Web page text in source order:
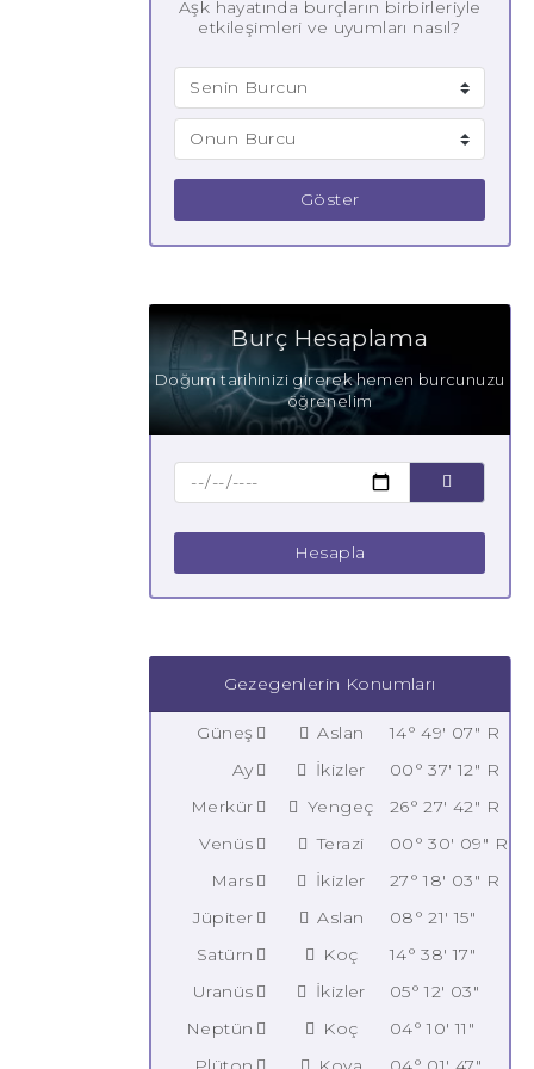
Aşk hayatında burçların birbirleriyle
etkileşimleri ve uyumları nasıl?
Göster
Burç Hesaplama
Doğum tarihinizi girerek hemen burcunuzu
öğrenelim
Hesapla
Gezegenlerin Konumları
Güneş Aslan
14° 49' 07" R
Ay
İkizler
00° 37' 12" R
Merkür
Yengeç
26° 27' 42" R
Venüs
Terazi
00° 30' 09" R
Mars
İkizler
27° 18' 03" R
Jüpiter
Aslan
08° 21' 15"
Satürn
Koç
14° 38' 17"
Uranüs
İkizler
05° 12' 03"
Neptün
Koç
04° 10' 11"